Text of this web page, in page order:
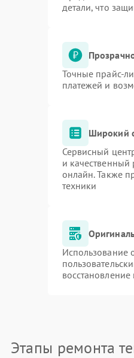
детали, что
Точные прайс-
платежей и
Широкий
Сервисный
и качественный
онлайн. Также
техники
Использование
Этапы ремонта